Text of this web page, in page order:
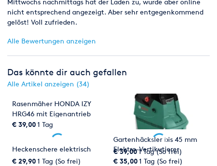
nicht entsprechend angezeigt. Aber sehr entgegenkommend
gelöst! Voll zufrieden.
Alle Bewertungen anzeigen
Das könnte dir auch gefallen
Alle Artikel anzeigen (34)
Rasenmäher HONDA IZY
HRG46 mit Eigenantrieb
€ 39,001 Tag
Gartenhäcksler bis 45 mm
€ 39,001 Tag (So frei)
Heckenschere elektrisch
€ 29,901 Tag (So frei)
Elektro-Vertikutierer
€ 35,001 Tag (So frei)